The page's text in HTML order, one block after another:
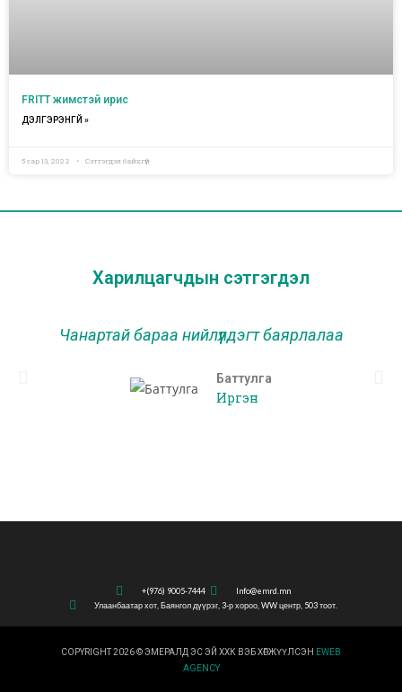
FRITT жимстэй ирис
ДЭЛГЭРЭНГҮЙ »
5 сар 13, 2022 Сэтгэгдэл байхгүй
Харилцагчдын сэтгэгдэл
Чанартай бараа нийлүүлдэгт баярлалаа
Баттулга
Иргэн
+(976) 9005-7444
Info@emrd.mn
Улаанбаатар хот, Баянгол дүүрэг, 3-р хороо, WW центр, 503 тоот.
COPYRIGHT 2026 © ЭМЕРАЛД ЭС ЭЙ ХХК ВЭБ ХӨГЖҮҮЛСЭН EWEB
AGENCY